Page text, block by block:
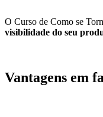
O Curso de Como se
visibilidade do seu
Vantagens em